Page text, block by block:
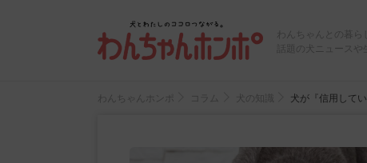
わんちゃんとの暮
話題の犬ニュースや
わんちゃんホンポ コラム 犬の知識 犬が『信用して